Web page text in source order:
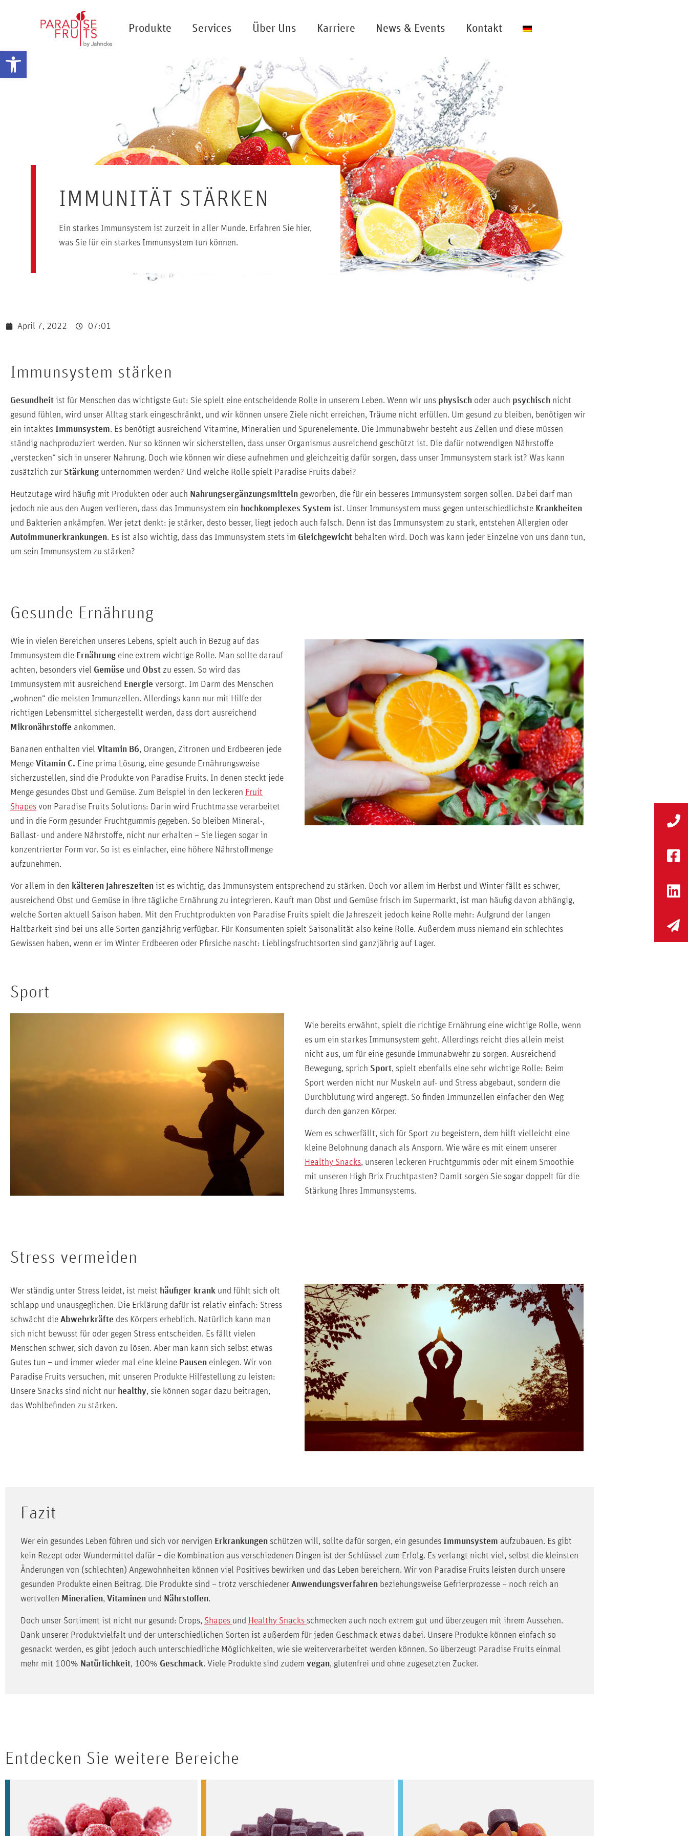
Werkzeugleiste öffnen
Produkte Services Über Uns Karriere News & Events Kontakt
IMMUNITÄT STÄRKEN
Ein starkes Immunsystem ist zurzeit in aller Munde. Erfahren Sie hier,
was Sie für ein starkes Immunsystem tun können.
April 7, 2022 07:01
Immunsystem stärken
Gesundheit ist für Menschen das wichtigste Gut: Sie spielt eine entscheidende Rolle in unserem Leben. Wenn wir uns physisch oder auch psychisch nicht
gesund fühlen, wird unser Alltag stark eingeschränkt, und wir können unsere Ziele nicht erreichen, Träume nicht erfüllen. Um gesund zu bleiben, benötigen wir
ein intaktes Immunsystem. Es benötigt ausreichend Vitamine, Mineralien und Spurenelemente. Die Immunabwehr besteht aus Zellen und diese müssen
ständig nachproduziert werden. Nur so können wir sicherstellen, dass unser Organismus ausreichend geschützt ist. Die dafür notwendigen Nährstoffe
„verstecken“ sich in unserer Nahrung. Doch wie können wir diese aufnehmen und gleichzeitig dafür sorgen, dass unser Immunsystem stark ist? Was kann
zusätzlich zur Stärkung unternommen werden? Und welche Rolle spielt Paradise Fruits dabei?
Heutzutage wird häufig mit Produkten oder auch Nahrungsergänzungsmitteln geworben, die für ein besseres Immunsystem sorgen sollen. Dabei darf man
jedoch nie aus den Augen verlieren, dass das Immunsystem ein hochkomplexes System ist. Unser Immunsystem muss gegen unterschiedlichste Krankheiten
und Bakterien ankämpfen. Wer jetzt denkt: je stärker, desto besser, liegt jedoch auch falsch. Denn ist das Immunsystem zu stark, entstehen Allergien oder
Autoimmunerkrankungen. Es ist also wichtig, dass das Immunsystem stets im Gleichgewicht behalten wird. Doch was kann jeder Einzelne von uns dann tun,
um sein Immunsystem zu stärken?
Gesunde Ernährung
Wie in vielen Bereichen unseres Lebens, spielt auch in Bezug auf das
Immunsystem die Ernährung eine extrem wichtige Rolle. Man sollte darauf
achten, besonders viel Gemüse und Obst zu essen. So wird das
Immunsystem mit ausreichend Energie versorgt. Im Darm des Menschen
„wohnen“ die meisten Immunzellen. Allerdings kann nur mit Hilfe der
richtigen Lebensmittel sichergestellt werden, dass dort ausreichend
Mikronährstoffe ankommen.
Bananen enthalten viel Vitamin B6, Orangen, Zitronen und Erdbeeren jede
Menge Vitamin C. Eine prima Lösung, eine gesunde Ernährungsweise
sicherzustellen, sind die Produkte von Paradise Fruits. In denen steckt jede
Menge gesundes Obst und Gemüse. Zum Beispiel in den leckeren Fruit
Shapes von Paradise Fruits Solutions: Darin wird Fruchtmasse verarbeitet
und in die Form gesunder Fruchtgummis gegeben. So bleiben Mineral-,
Ballast- und andere Nährstoffe, nicht nur erhalten – Sie liegen sogar in
konzentrierter Form vor. So ist es einfacher, eine höhere Nährstoffmenge
aufzunehmen.
Vor allem in den kälteren Jahreszeiten ist es wichtig, das Immunsystem entsprechend zu stärken. Doch vor allem im Herbst und Winter fällt es schwer,
ausreichend Obst und Gemüse in ihre tägliche Ernährung zu integrieren. Kauft man Obst und Gemüse frisch im Supermarkt, ist man häufig davon abhängig,
welche Sorten aktuell Saison haben. Mit den Fruchtprodukten von Paradise Fruits spielt die Jahreszeit jedoch keine Rolle mehr: Aufgrund der langen
Haltbarkeit sind bei uns alle Sorten ganzjährig verfügbar. Für Konsumenten spielt Saisonalität also keine Rolle. Außerdem muss niemand ein schlechtes
Gewissen haben, wenn er im Winter Erdbeeren oder Pfirsiche nascht: Lieblingsfruchtsorten sind ganzjährig auf Lager.
Sport
Wie bereits erwähnt, spielt die richtige Ernährung eine wichtige Rolle, wenn
es um ein starkes Immunsystem geht. Allerdings reicht dies allein meist
nicht aus, um für eine gesunde Immunabwehr zu sorgen. Ausreichend
Bewegung, sprich Sport, spielt ebenfalls eine sehr wichtige Rolle: Beim
Sport werden nicht nur Muskeln auf- und Stress abgebaut, sondern die
Durchblutung wird angeregt. So finden Immunzellen einfacher den Weg
durch den ganzen Körper.
Wem es schwerfällt, sich für Sport zu begeistern, dem hilft vielleicht eine
kleine Belohnung danach als Ansporn. Wie wäre es mit einem unserer
Healthy Snacks, unseren leckeren Fruchtgummis oder mit einem Smoothie
mit unseren High Brix Fruchtpasten? Damit sorgen Sie sogar doppelt für die
Stärkung Ihres Immunsystems.
Stress vermeiden
Wer ständig unter Stress leidet, ist meist häufiger krank und fühlt sich oft
schlapp und unausgeglichen. Die Erklärung dafür ist relativ einfach: Stress
schwächt die Abwehrkräfte des Körpers erheblich. Natürlich kann man
sich nicht bewusst für oder gegen Stress entscheiden. Es fällt vielen
Menschen schwer, sich davon zu lösen. Aber man kann sich selbst etwas
Gutes tun – und immer wieder mal eine kleine Pausen einlegen. Wir von
Paradise Fruits versuchen, mit unseren Produkte Hilfestellung zu leisten:
Unsere Snacks sind nicht nur healthy, sie können sogar dazu beitragen,
das Wohlbefinden zu stärken.
Fazit
Wer ein gesundes Leben führen und sich vor nervigen Erkrankungen schützen will, sollte dafür sorgen, ein gesundes Immunsystem aufzubauen. Es gibt
kein Rezept oder Wundermittel dafür – die Kombination aus verschiedenen Dingen ist der Schlüssel zum Erfolg. Es verlangt nicht viel, selbst die kleinsten
Änderungen von (schlechten) Angewohnheiten können viel Positives bewirken und das Leben bereichern. Wir von Paradise Fruits leisten durch unsere
gesunden Produkte einen Beitrag. Die Produkte sind – trotz verschiedener Anwendungsverfahren beziehungsweise Gefrierprozesse – noch reich an
wertvollen Mineralien, Vitaminen und Nährstoffen.
Doch unser Sortiment ist nicht nur gesund: Drops, Shapes und Healthy Snacks schmecken auch noch extrem gut und überzeugen mit ihrem Aussehen.
Dank unserer Produktvielfalt und der unterschiedlichen Sorten ist außerdem für jeden Geschmack etwas dabei. Unsere Produkte können einfach so
gesnackt werden, es gibt jedoch auch unterschiedliche Möglichkeiten, wie sie weiterverarbeitet werden können. So überzeugt Paradise Fruits einmal
mehr mit 100% Natürlichkeit, 100% Geschmack. Viele Produkte sind zudem vegan, glutenfrei und ohne zugesetzten Zucker.
Entdecken Sie weitere Bereiche